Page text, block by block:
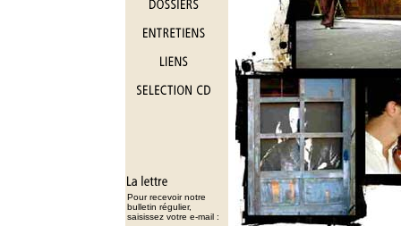
Pour recevoir notre
bulletin régulier,
saisissez votre e-mail :